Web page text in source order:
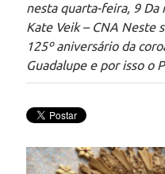
nesta quarta-feira, 9 Da
Kate Veik – CNA Neste
125º aniversário da
Guadalupe e por isso o